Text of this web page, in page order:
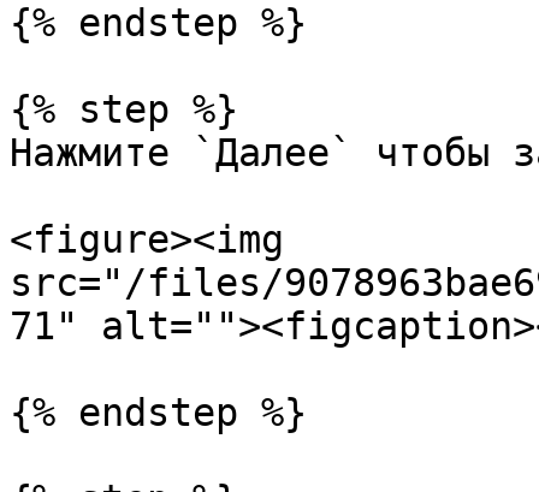
{% endstep %}
{% step %}
Нажмите `Далее` чтобы
<figure><img
src="/files/
71"
{% endstep %}